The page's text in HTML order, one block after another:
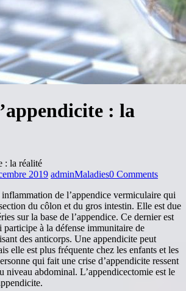
: la
: la réalité
2019 adminMaladies0 Comments
inflammation de l’appendice vermiculaire qui
du côlon et du gros intestin. Elle est due
sur la base de l’appendice. Ce dernier est
participe à la défense immunitaire de
des anticorps. Une appendicite peut
elle est plus fréquente chez les enfants et les
qui fait une crise d’appendicite ressent
niveau abdominal. L’appendicectomie est le